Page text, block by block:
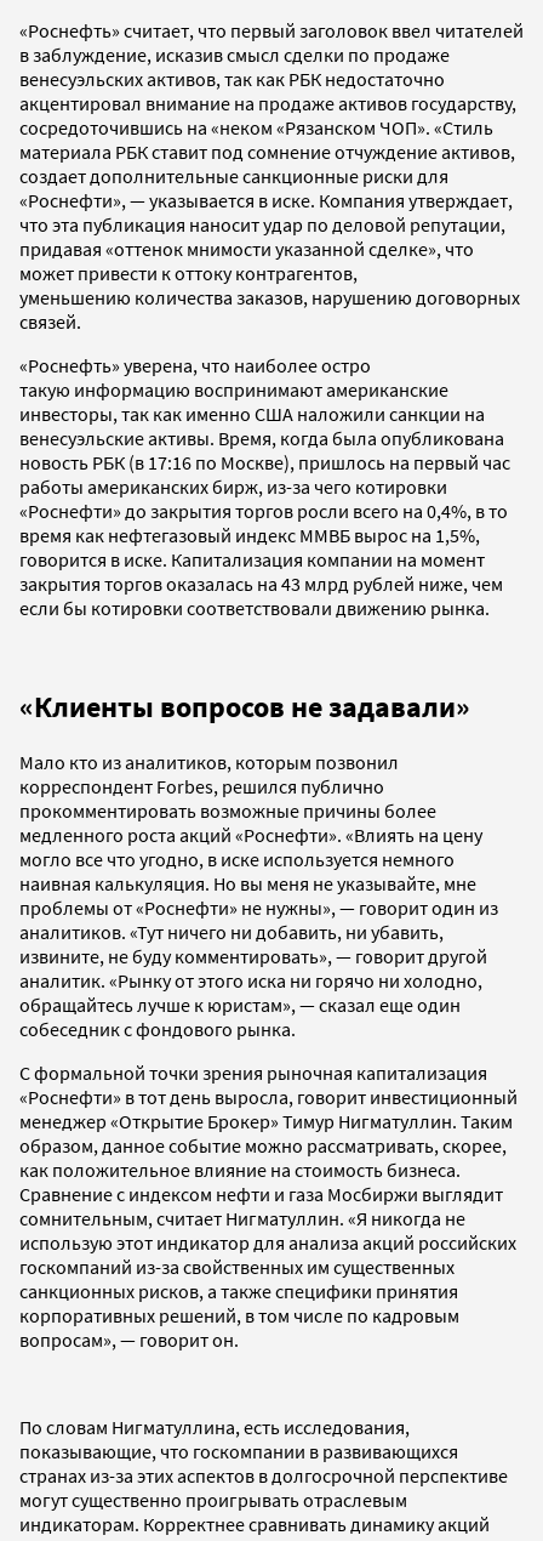
«Роснефть» считает, что первый заголовок ввел читателей
в заблуждение, исказив смысл сделки по продаже
венесуэльских активов, так как РБК недостаточно
акцентировал внимание на продаже активов государству,
сосредоточившись на «неком «Рязанском ЧОП». «Стиль
материала РБК ставит под сомнение отчуждение активов,
создает дополнительные санкционные риски для
«Роснефти», — указывается в иске. Компания утверждает,
что эта публикация наносит удар по деловой репутации,
придавая «оттенок мнимости указанной сделке», что
может привести к оттоку контрагентов,
уменьшению количества заказов, нарушению договорных
связей.
«Роснефть» уверена, что наиболее остро
такую информацию воспринимают американские
инвесторы, так как именно США наложили санкции на
венесуэльские активы. Время, когда была опубликована
новость РБК (в 17:16 по Москве), пришлось на первый час
работы американских бирж, из-за чего котировки
«Роснефти» до закрытия торгов росли всего на 0,4%, в то
время как нефтегазовый индекс ММВБ вырос на 1,5%,
говорится в иске. Капитализация компании на момент
закрытия торгов оказалась на 43 млрд рублей ниже, чем
если бы котировки соответствовали движению рынка.
«Клиенты вопросов не задавали»
Мало кто из аналитиков, которым позвонил
корреспондент Forbes, решился публично
прокомментировать возможные причины более
медленного роста акций «Роснефти». «Влиять на цену
могло все что угодно, в иске используется немного
наивная калькуляция. Но вы меня не указывайте, мне
проблемы от «Роснефти» не нужны», — говорит один из
аналитиков. «Тут ничего ни добавить, ни убавить,
извините, не буду комментировать», — говорит другой
аналитик. «Рынку от этого иска ни горячо ни холодно,
обращайтесь лучше к юристам», — сказал еще один
собеседник с фондового рынка.
С формальной точки зрения рыночная капитализация
«Роснефти» в тот день выросла, говорит инвестиционный
менеджер «Открытие Брокер» Тимур Нигматуллин. Таким
образом, данное событие можно рассматривать, скорее,
как положительное влияние на стоимость бизнеса.
Сравнение с индексом нефти и газа Мосбиржи выглядит
сомнительным, считает Нигматуллин. «Я никогда не
использую этот индикатор для анализа акций российских
госкомпаний из-за свойственных им существенных
санкционных рисков, а также специфики принятия
корпоративных решений, в том числе по кадровым
вопросам», — говорит он.
По словам Нигматуллина, есть исследования,
показывающие, что госкомпании в развивающихся
странах из-за этих аспектов в долгосрочной перспективе
могут существенно проигрывать отраслевым
индикаторам. Корректнее сравнивать динамику акций